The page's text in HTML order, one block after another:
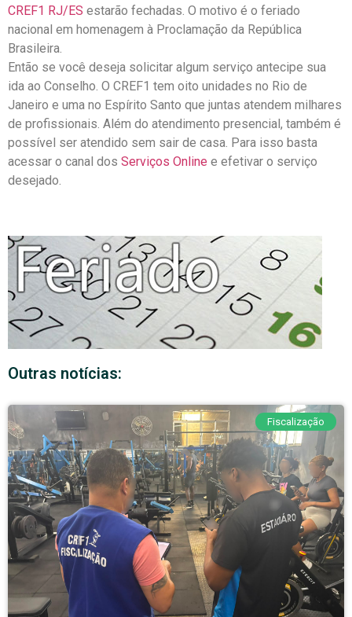
CREF1 RJ/ES estarão fechadas. O motivo é o feriado
nacional em homenagem à Proclamação da República
Brasileira.
Então se você deseja solicitar algum serviço antecipe sua
ida ao Conselho. O CREF1 tem oito unidades no Rio de
Janeiro e uma no Espírito Santo que juntas atendem milhares
de profissionais. Além do atendimento presencial, também é
possível ser atendido sem sair de casa. Para isso basta
acessar o canal dos Serviços Online e efetivar o serviço
desejado.
Outras notícias:
Fiscalização